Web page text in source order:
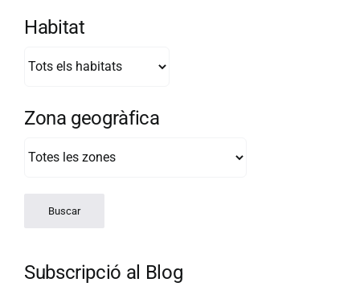
Habitat
Zona geogràfica
Subscripció al Blog